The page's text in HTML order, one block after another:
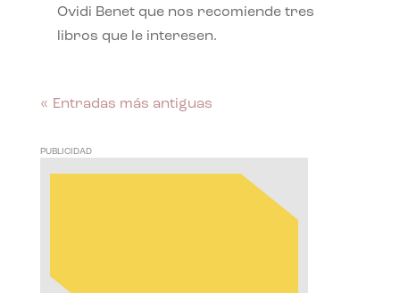
Ovidi Benet que nos recomiende tres
libros que le interesen.
« Entradas más antiguas
PUBLICIDAD